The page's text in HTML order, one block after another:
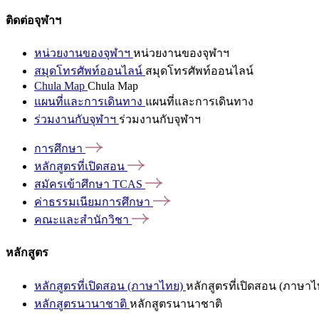
ติดต่อจุฬาฯ
หน่วยงานของจุฬาฯ หน่วยงานของจุฬาฯ
สมุดโทรศัพท์ออนไลน์ สมุดโทรศัพท์ออนไลน์
Chula Map Chula Map
แผนที่และการเดินทาง แผนที่และการเดินทาง
ร่วมงานกับจุฬาฯ ร่วมงานกับจุฬาฯ
การศึกษา
หลักสูตรที่เปิดสอน
สมัครเข้าศึกษา TCAS
ค่าธรรมเนียมการศึกษา
คณะและสำนักวิชา
หลักสูตร
หลักสูตรที่เปิดสอน (ภาษาไทย) หลักสูตรที่เปิดสอน (ภาษาไ
หลักสูตรนานาชาติ หลักสูตรนานาชาติ